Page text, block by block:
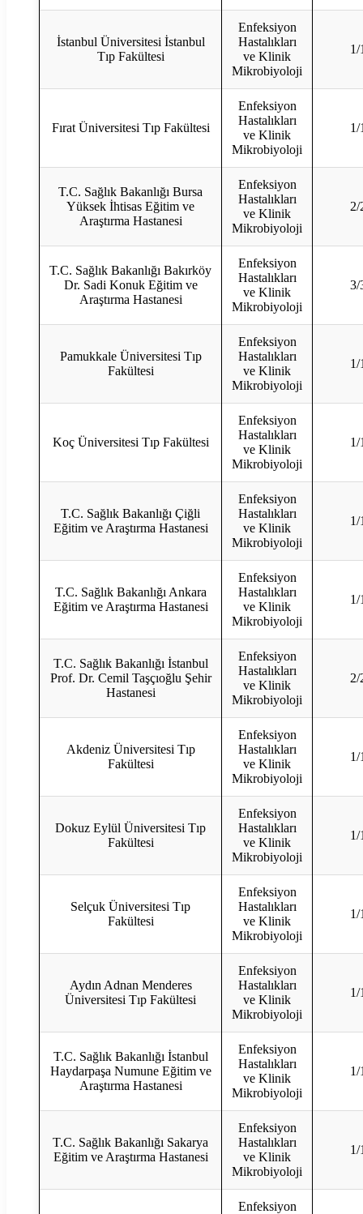
İstanbul Üniversitesi İstanbul
Tıp Fakültesi
Enfeksiyon
Hastalıkları
ve Klinik
Mikrobiyoloji
1/
Fırat Üniversitesi Tıp Fakültesi
Enfeksiyon
Hastalıkları
ve Klinik
Mikrobiyoloji
1/
T.C. Sağlık Bakanlığı Bursa
Yüksek İhtisas Eğitim ve
Araştırma Hastanesi
Enfeksiyon
Hastalıkları
ve Klinik
Mikrobiyoloji
2/
T.C. Sağlık Bakanlığı Bakırköy
Dr. Sadi Konuk Eğitim ve
Araştırma Hastanesi
Enfeksiyon
Hastalıkları
ve Klinik
Mikrobiyoloji
3/
Pamukkale Üniversitesi Tıp
Fakültesi
Enfeksiyon
Hastalıkları
ve Klinik
Mikrobiyoloji
1/
Koç Üniversitesi Tıp Fakültesi
Enfeksiyon
Hastalıkları
ve Klinik
Mikrobiyoloji
1/
T.C. Sağlık Bakanlığı Çiğli
Eğitim ve Araştırma Hastanesi
Enfeksiyon
Hastalıkları
ve Klinik
Mikrobiyoloji
1/
T.C. Sağlık Bakanlığı Ankara
Eğitim ve Araştırma Hastanesi
Enfeksiyon
Hastalıkları
ve Klinik
Mikrobiyoloji
1/
T.C. Sağlık Bakanlığı İstanbul
Prof. Dr. Cemil Taşçıoğlu Şehir
Hastanesi
Enfeksiyon
Hastalıkları
ve Klinik
Mikrobiyoloji
2/
Akdeniz Üniversitesi Tıp
Fakültesi
Enfeksiyon
Hastalıkları
ve Klinik
Mikrobiyoloji
1/
Dokuz Eylül Üniversitesi Tıp
Fakültesi
Enfeksiyon
Hastalıkları
ve Klinik
Mikrobiyoloji
1/
Selçuk Üniversitesi Tıp
Fakültesi
Enfeksiyon
Hastalıkları
ve Klinik
Mikrobiyoloji
1/
Aydın Adnan Menderes
Üniversitesi Tıp Fakültesi
Enfeksiyon
Hastalıkları
ve Klinik
Mikrobiyoloji
1/
T.C. Sağlık Bakanlığı İstanbul
Haydarpaşa Numune Eğitim ve
Araştırma Hastanesi
Enfeksiyon
Hastalıkları
ve Klinik
Mikrobiyoloji
1/
T.C. Sağlık Bakanlığı Sakarya
Eğitim ve Araştırma Hastanesi
Enfeksiyon
Hastalıkları
ve Klinik
Mikrobiyoloji
1/
Enfeksiyon